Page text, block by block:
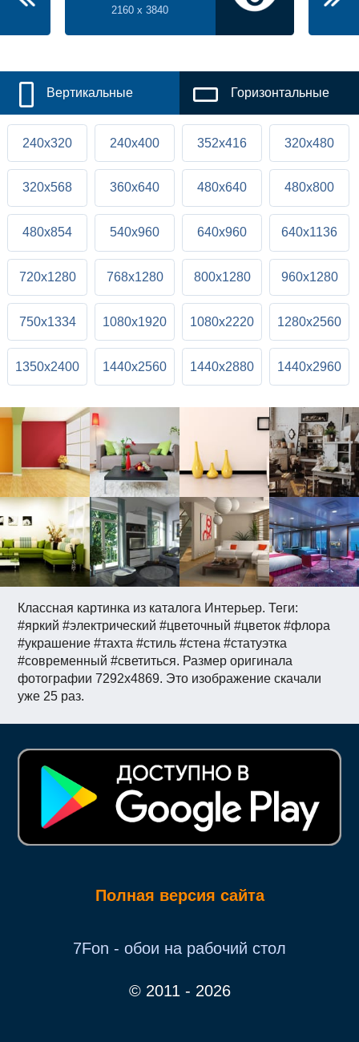
Классная картинка из каталога Интерьер. Теги:
#яркий #электрический #цветочный #цветок #флора
#украшение #тахта #стиль #стена #статуэтка
#современный #светиться. Размер оригинала
фотографии 7292x4869. Это изображение скачали
уже 25 раз.
2160 x 3840
Вертикальные Горизонтальные
240x320 240x400 352x416 320x480
320x568 360x640 480x640 480x800
480x854 540x960 640x960 640x1136
720x1280 768x1280 800x1280 960x1280
750x1334 1080x1920 1080x2220 1280x2560
1350x2400 1440x2560 1440x2880 1440x2960
Полная версия сайта
7Fon - обои на рабочий стол
© 2011 - 2026